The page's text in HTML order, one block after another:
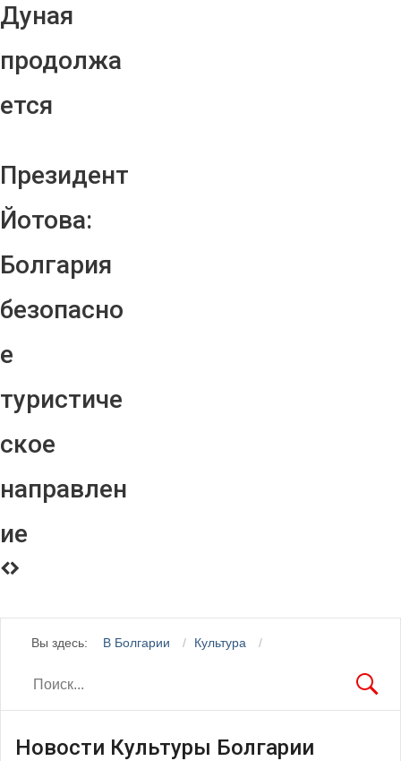
Дуная
продолжа
ется
Президент
Йотова:
Болгария
безопасно
е
туристиче
ское
направлен
ие
Вы здесь: В Болгарии Культура
Новости Культуры Болгарии